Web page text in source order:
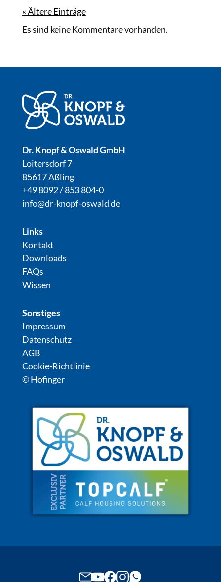
« Ältere Einträge
Es sind keine Kommentare vorhanden.
Dr. Knopf & Oswald GmbH
Loitersdorf 7
85617 Aßling
+49 8092 / 853 804-0
info@dr-knopf-oswald.de
Links
Kontakt
Downloads
FAQs
Wissen
Sonstiges
Impressum
Datenschutz
AGB
Cookie-Richtlinie
© Hofinger